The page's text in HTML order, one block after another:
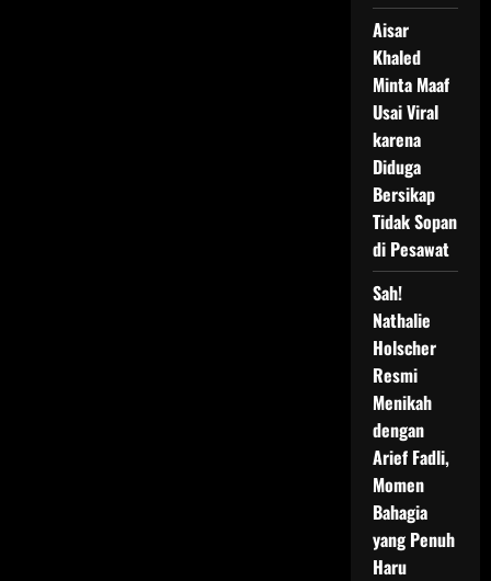
Aisar
Khaled
Minta Maaf
Usai Viral
karena
Diduga
Bersikap
Tidak Sopan
di Pesawat
Sah!
Nathalie
Holscher
Resmi
Menikah
dengan
Arief Fadli,
Momen
Bahagia
yang Penuh
Haru